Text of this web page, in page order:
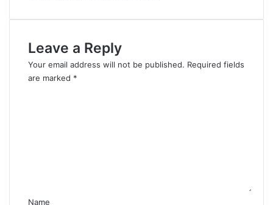
Leave a Reply
Your email address will not be published. Required fields
are marked *
Name